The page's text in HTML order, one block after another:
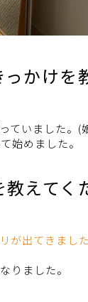
かけを
ていました。
始めました。
えてく
が出てきました
りました。